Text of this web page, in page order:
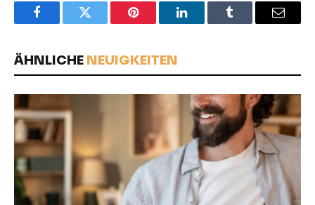
FacebookTwitter Pinterest LinkedInTumblr Email
ÄHNLICHE NEUIGKEITEN